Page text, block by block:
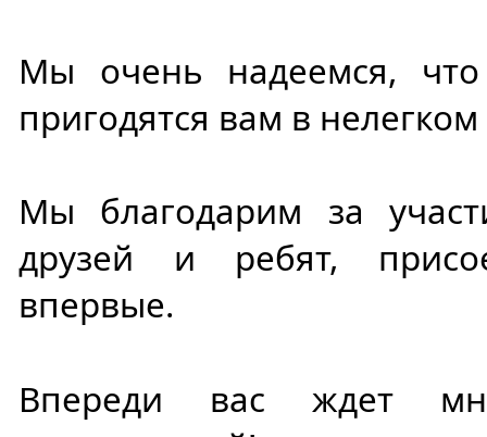
Мы очень надеемся,
пригодятся вам в
Мы благодарим за
друзей и ребят,
впервые.
Впереди вас ждет